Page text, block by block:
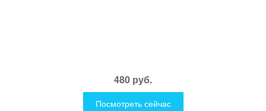
480 руб.
Посмотреть сейчас